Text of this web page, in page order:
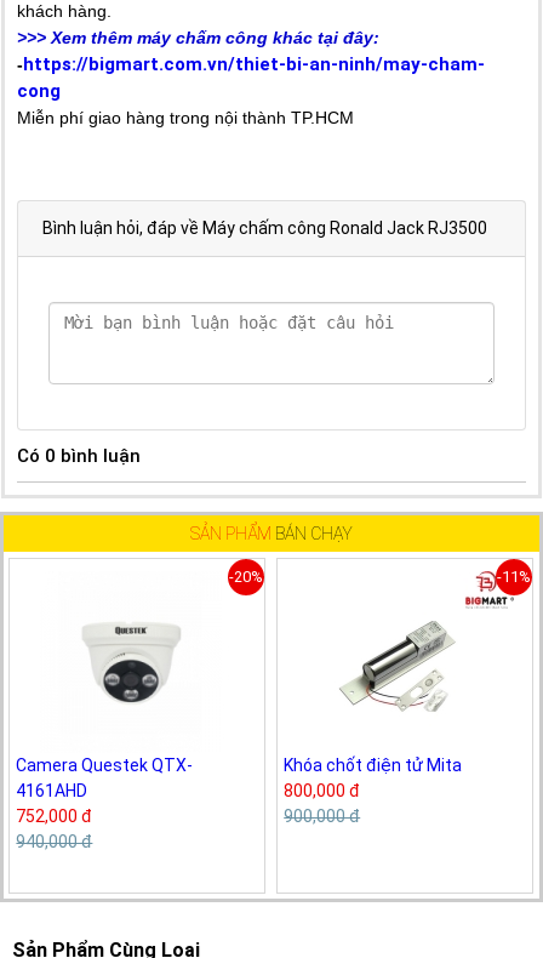
khách hàng.
>>> Xem thêm máy chấm công khác tại đây:
-https://bigmart.com.vn/thiet-bi-an-ninh/may-cham-
cong
Miễn phí giao hàng trong nội thành TP.HCM
Bình luận hỏi, đáp về Máy chấm công Ronald Jack RJ3500
Có 0 bình luận
SẢN PHẨM BÁN CHẠY
-20%
Camera Questek QTX-
4161AHD
752,000 đ
940,000 đ
-11%
Khóa chốt điện tử Mita
800,000 đ
900,000 đ
Sản Phẩm Cùng Loại